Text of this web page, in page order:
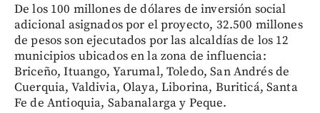
De los 100 millones de dólares de inversión social
adicional asignados por el proyecto, 32.500 millones
de pesos son ejecutados por las alcaldías de los 12
municipios ubicados en la zona de influencia:
Briceño, Ituango, Yarumal, Toledo, San Andrés de
Cuerquia, Valdivia, Olaya, Liborina, Buriticá, Santa
Fe de Antioquia, Sabanalarga y Peque.